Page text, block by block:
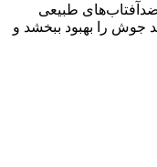
ضدآفتاب‌های طبیعی
جوش را بهبود ببخشد و